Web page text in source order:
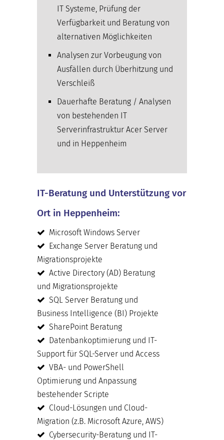
IT Systeme, Prüfung der
Verfügbarkeit und Beratung von
alternativen Möglichkeiten
Analysen zur Vorbeugung von
Ausfällen durch Überhitzung und
Verschleiß
Dauerhafte Beratung / Analysen
von bestehenden IT
Serverinfrastruktur Acer Server
und in Heppenheim
IT-Beratung und Unterstützung vor
Ort in Heppenheim:
Microsoft Windows Server
Exchange Server Beratung und
Migrationsprojekte
Active Directory (AD) Beratung
und Migrationsprojekte
SQL Server Beratung und
Business Intelligence (BI) Projekte
SharePoint Beratung
Datenbankoptimierung und IT-
Support für SQL-Server und Access
VBA- und PowerShell
Optimierung und Anpassung
bestehender Scripte
Cloud-Lösungen und Cloud-
Migration (z.B. Microsoft Azure, AWS)
Cybersecurity-Beratung und IT-